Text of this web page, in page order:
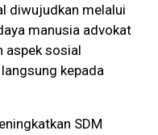
diwujudkan melalui
manusia advokat
aspek sosial
kepada
SDM